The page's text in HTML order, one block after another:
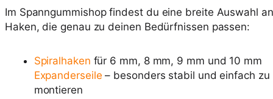
Im Spanngummishop findest du eine breite Auswahl an
Haken, die genau zu deinen Bedürfnissen passen:
Spiralhaken für 6 mm, 8 mm, 9 mm und 10 mm
Expanderseile – besonders stabil und einfach zu
montieren